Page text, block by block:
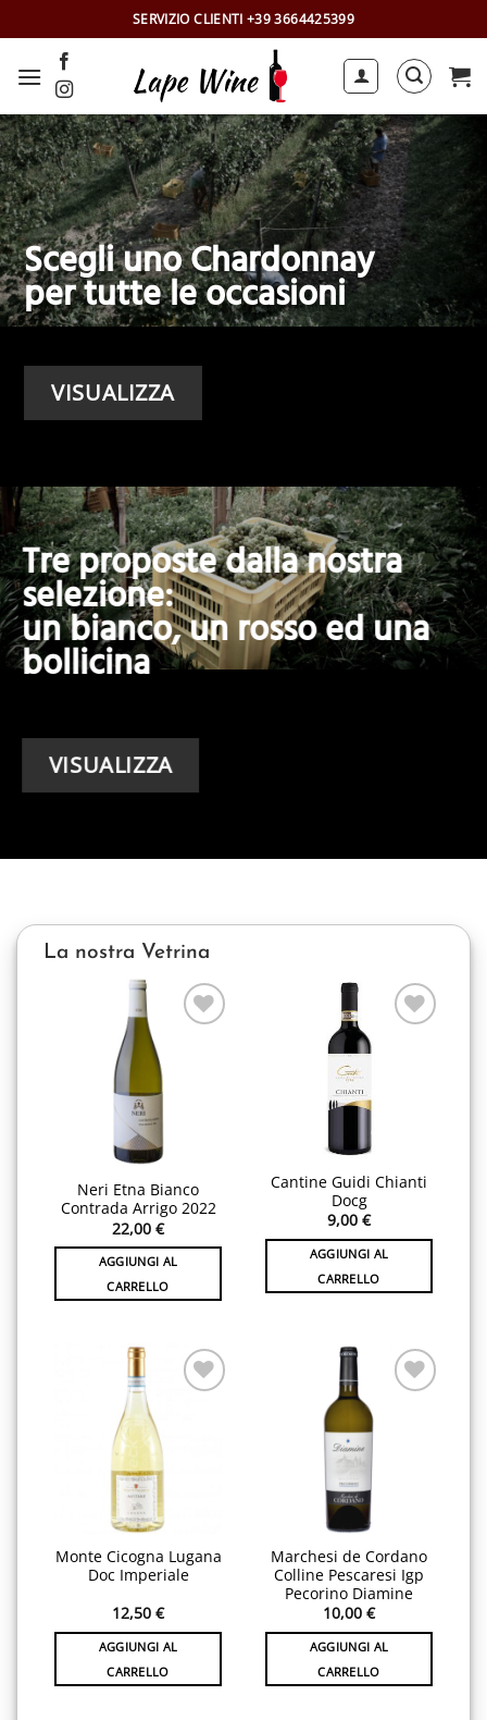
ai
contenuti
SERVIZIO CLIENTI +39 3664425399
Scegli uno Chardonnay
per tutte le occasioni
VISUALIZZA
Tre proposte dalla nostra
selezione:
un bianco, un rosso ed una
bollicina
VISUALIZZA
La nostra Vetrina
alla lista
desideri
Neri Etna Bianco
Contrada Arrigo 2022
22,00 €
AGGIUNGI AL
CARRELLO
Aggiungi
Cantine Guidi Chianti
Docg
9,00 €
AGGIUNGI AL
CARRELLO
alla lista
desideri
Monte Cicogna Lugana
Doc Imperiale
12,50 €
AGGIUNGI AL
CARRELLO
Aggiungi
alla lista
Marchesi de Cordano
Colline Pescaresi Igp
Pecorino Diamine
10,00 €
AGGIUNGI AL
CARRELLO